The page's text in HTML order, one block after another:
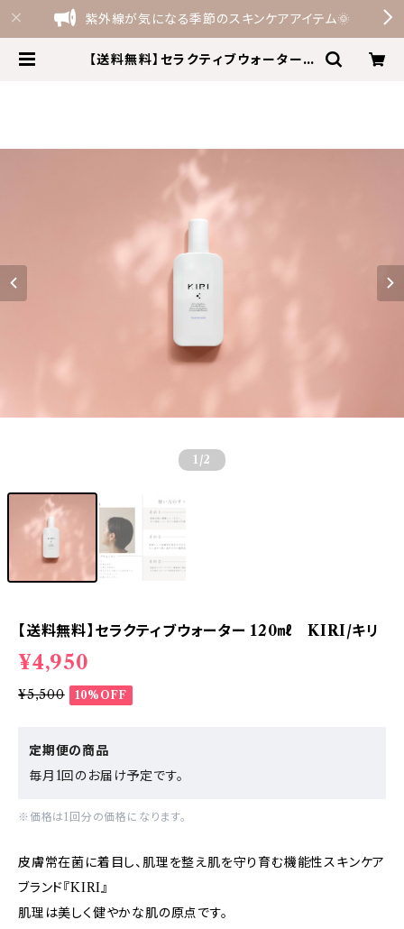
紫外線が気になる季節のスキンケアアイテム🌞
【送料無料】セラクティブウォーター 1
1 /2
【送料無料】セラクティブウォーター 120㎖ KIRI/キリ
¥4,950
¥5,500 10%OFF
定期便の商品
毎月1回のお届け予定です。
※価格は1回分の価格になります。
皮膚常在菌に着目し、肌理を整え肌を守り育む機能性スキンケア
ブランド『KIRI』
肌理は美しく健やかな肌の原点です。